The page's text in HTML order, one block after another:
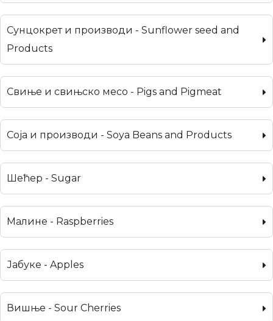
Сунцокрет и производи - Sunflower seed and
Products
Свиње и свињско месо - Pigs and Pigmeat
Соја и производи - Soya Beans and Products
Шећер - Sugar
Малине - Raspberries
Јабуке - Apples
Вишње - Sour Cherries